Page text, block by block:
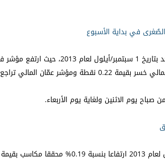
في بداية الأسبوع
الأحد بتاريخ 1 سبتمبر/أيلول لعام
يوم الاثنين ولغاية يوم الأربعاء.